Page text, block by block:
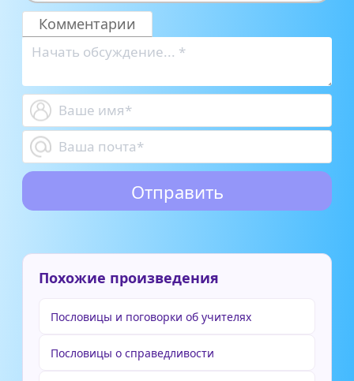
Комментарии
Похожие произведения
Пословицы и поговорки об учителях
Пословицы о справедливости